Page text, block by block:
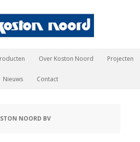
Over Koston Noord Projecten
Nieuws Contact
NOORD BV